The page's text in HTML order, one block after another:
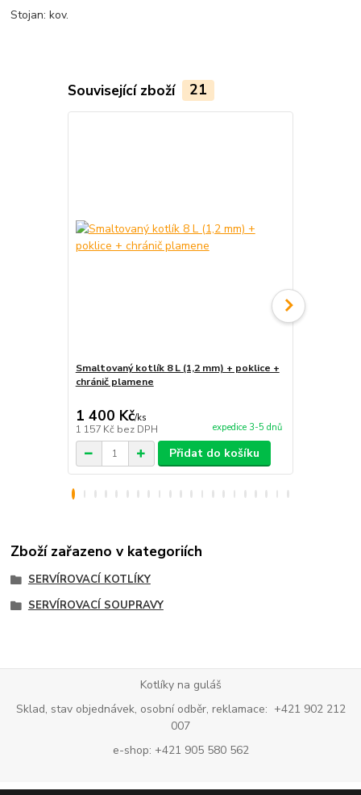
Stojan: kov.
Související zboží 21
Smaltovaný kotlík 8 L (1,2 mm) + poklice +
chránič plamene
1 400 Kč/ks
1 157 Kč bez DPH expedice 3-5 dnů
Přidat do košíku
Zboží zařazeno v kategoriích
SERVÍROVACÍ KOTLÍKY
SERVÍROVACÍ SOUPRAVY
Kotlíky na guláš
Sklad, stav objednávek, osobní odběr, reklamace: +421 902 212
007
e-shop: +421 905 580 562